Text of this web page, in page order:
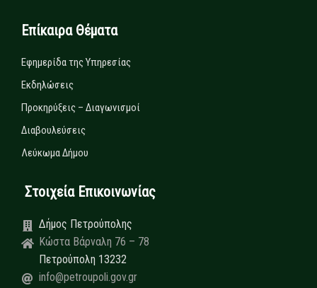
Επίκαιρα Θέματα
Εφημερίδα της Υπηρεσίας
Εκδηλώσεις
Προκηρύξεις – Διαγωνισμοί
Διαβουλεύσεις
Λεύκωμα Δήμου
Στοιχεία Επικοινωνίας
Δήμος Πετρούπολης
Κώστα Βάρναλη 76 – 78
Πετρούπολη 13232
info@petroupoli.gov.gr